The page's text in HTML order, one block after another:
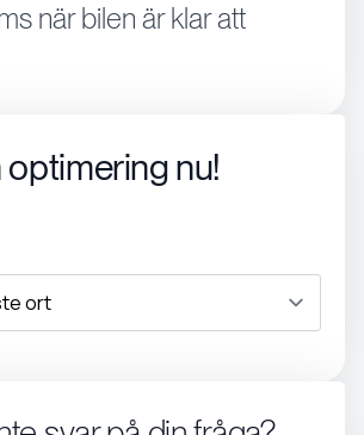
när bilen är klar att
optimering nu!